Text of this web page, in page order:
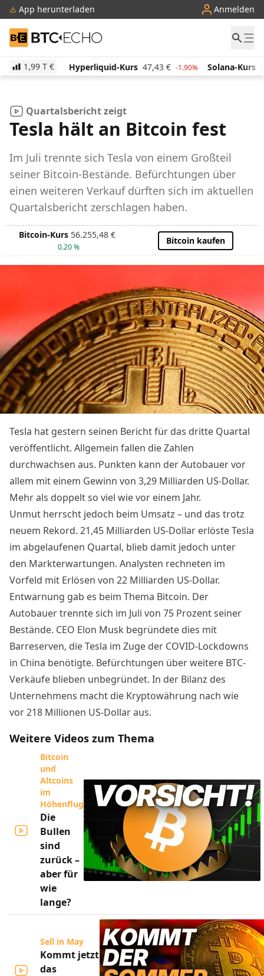
App herunterladen Anmelden
BTC-ECHO
1,99 T €
€ 2.30% Hyperliquid-Kurs 47,43 € -1.90% Solana-Kurs
Quartalsbericht zeigt
Tesla hält an Bitcoin fest
Im Juli trennte sich Tesla von einem Großteil
seiner Bitcoin-Bestände. Befürchtungen über
einen weiteren Verkauf dürften sich im aktuellen
Quartalsbericht zerschlagen haben.
Bitcoin-Kurs 56.255,48 €
0.20 %
Bitcoin kaufen
Tesla hat gestern seinen Bericht für das dritte Quartal
veröffentlicht. Allgemein fallen die Zahlen
durchwachsen aus. Punkten kann der Autobauer vor
allem mit einem Gewinn von 3,29 Milliarden US-Dollar.
Mehr als doppelt so viel wie vor einem Jahr.
Unmut herrscht jedoch beim Umsatz – und das trotz
neuem Rekord. 21,45 Milliarden US-Dollar erlöste Tesla
im abgelaufenen Quartal, blieb damit jedoch unter
den Markterwartungen. Analysten rechneten im
Vorfeld mit Erlösen von 22 Milliarden US-Dollar.
Entwarnung gab es beim Thema Bitcoin. Der
Autobauer trennte sich im Juli von 75 Prozent seiner
Bestände. CEO Elon Musk begründete dies mit
Barreserven, die Tesla im Zuge der COVID-Lockdowns
in China benötigte. Befürchtungen über weitere BTC-
Verkäufe blieben unbegründet. In der Bilanz des
Unternehmens macht die Kryptowährung nach wie
vor 218 Millionen US-Dollar aus.
Weitere Videos zum Thema
Bitcoin
und
Altcoins
im
Höhenflug
Die
Bullen
sind
zurück –
aber für
wie
lange?
Sell in May
Kommt jetzt
das